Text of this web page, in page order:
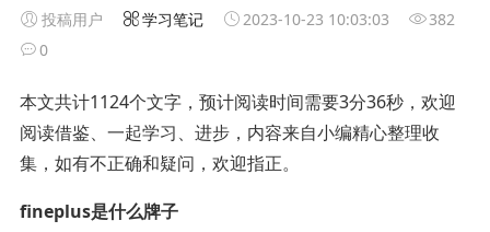
投稿用户 学习笔记 2023-10-23 10:03:03
382
0
本文共计1124个文字，预计阅读时间需要3分36秒，欢迎
阅读借鉴、一起学习、进步，内容来自小编精心整理收
集，如有不正确和疑问，欢迎指正。
fineplus是什么牌子